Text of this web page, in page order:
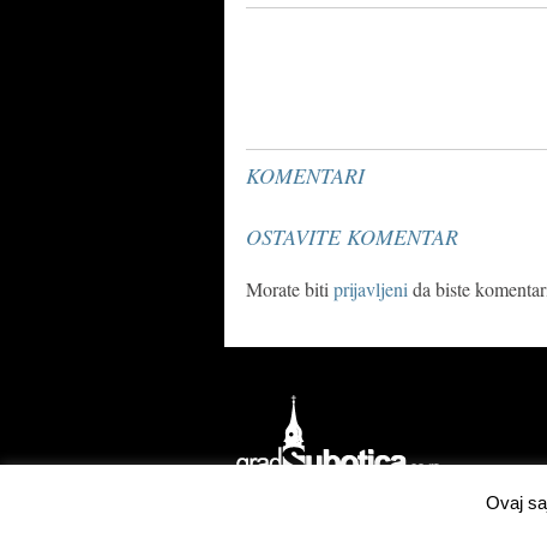
KOMENTARI
OSTAVITE KOMENTAR
Morate biti prijavljeni da biste
Ovaj